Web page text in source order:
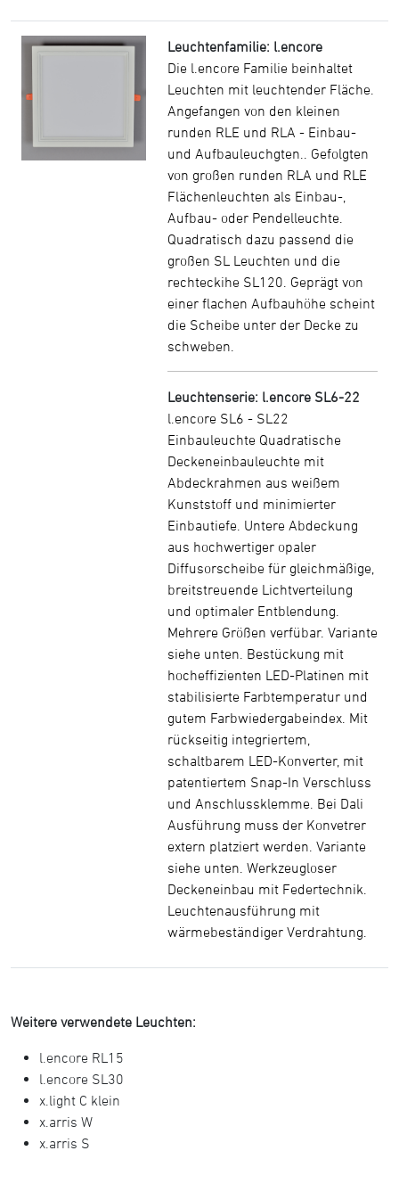
Leuchtenfamilie: l.encore
Die l.encore Familie beinhaltet
Leuchten mit leuchtender Fläche.
Angefangen von den kleinen
runden RLE und RLA - Einbau-
und Aufbauleuchgten.. Gefolgten
von großen runden RLA und RLE
Flächenleuchten als Einbau-,
Aufbau- oder Pendelleuchte.
Quadratisch dazu passend die
großen SL Leuchten und die
rechteckihe SL120. Geprägt von
einer flachen Aufbauhöhe scheint
die Scheibe unter der Decke zu
schweben.
Leuchtenserie: l.encore SL6-22
l.encore SL6 - SL22
Einbauleuchte Quadratische
Deckeneinbauleuchte mit
Abdeckrahmen aus weißem
Kunststoff und minimierter
Einbautiefe. Untere Abdeckung
aus hochwertiger opaler
Diffusorscheibe für gleichmäßige,
breitstreuende Lichtverteilung
und optimaler Entblendung.
Mehrere Größen verfübar. Variante
siehe unten. Bestückung mit
hocheffizienten LED-Platinen mit
stabilisierte Farbtemperatur und
gutem Farbwiedergabeindex. Mit
rückseitig integriertem,
schaltbarem LED-Konverter, mit
patentiertem Snap-In Verschluss
und Anschlussklemme. Bei Dali
Ausführung muss der Konvetrer
extern platziert werden. Variante
siehe unten. Werkzeugloser
Deckeneinbau mit Federtechnik.
Leuchtenausführung mit
wärmebeständiger Verdrahtung.
Weitere verwendete Leuchten:
l.encore RL15
l.encore SL30
x.light C klein
x.arris W
x.arris S